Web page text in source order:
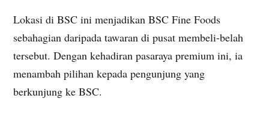
Lokasi di BSC ini menjadikan BSC Fine Foods
sebahagian daripada tawaran di pusat membeli-belah
tersebut. Dengan kehadiran pasaraya premium ini, ia
menambah pilihan kepada pengunjung yang
berkunjung ke BSC.